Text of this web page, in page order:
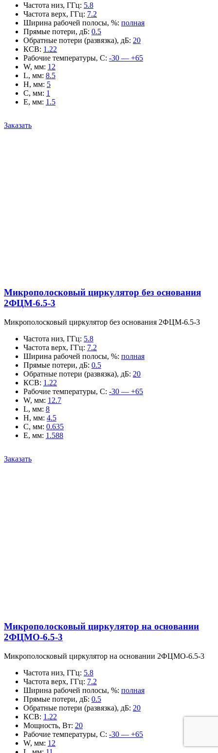
Частота низ, ГГц: 5.8
Частота верх, ГГц: 7.2
Ширина рабочей полосы, %: полная
Прямые потери, дБ: 0.5
Обратные потери (развязка), дБ: 20
КСВ: 1.22
Рабочие температуры, С: -30 — +65
W, мм: 12
L, мм: 8.5
H, мм: 5
C, мм: 1
E, мм: 1.5
Заказать
Микрополосковый циркулятор без основания
2ФЦМ-6.5-3
Микрополосковый циркулятор без основания 2ФЦМ-6.5-3
Частота низ, ГГц: 5.8
Частота верх, ГГц: 7.2
Ширина рабочей полосы, %: полная
Прямые потери, дБ: 0.5
Обратные потери (развязка), дБ: 20
КСВ: 1.22
Рабочие температуры, С: -30 — +65
W, мм: 12.7
L, мм: 8
H, мм: 4.5
C, мм: 0.635
E, мм: 1.588
Заказать
Микрополосковый циркулятор на основании
2ФЦМО-6.5-3
Микрополосковый циркулятор на основании 2ФЦМО-6.5-3
Частота низ, ГГц: 5.8
Частота верх, ГГц: 7.2
Ширина рабочей полосы, %: полная
Прямые потери, дБ: 0.5
Обратные потери (развязка), дБ: 20
КСВ: 1.22
Мощность, Вт: 20
Рабочие температуры, С: -30 — +65
W, мм: 12